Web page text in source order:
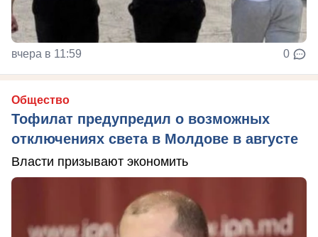
вчера в 11:59 0
Общество
Тофилат предупредил о возможных
отключениях света в Молдове в августе
Власти призывают экономить